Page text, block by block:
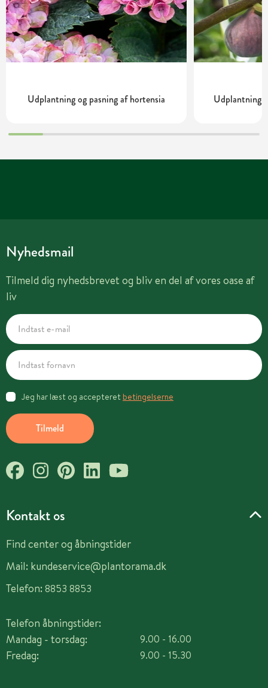
Udplantning og pasning af hortensia Udplantning
Kontakt os
Find center og åbningstider
Mail: kundeservice@plantorama.dk
Telefon: 8853 8853
Telefon åbningstider:
Mandag - torsdag:
Fredag:
9.00 - 16.00
9.00 - 15.30
Nyhedsmail
Tilmeld dig nyhedsbrevet og bliv en del af vores oase af
liv
Tilmeld
Jeg har læst og accepteret betingelserne